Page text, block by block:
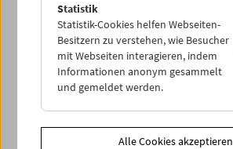
PROGRAMM ÜBERBLICK
Statistik
Statistik-Cookies helfen Webseiten-
Besitzern zu verstehen, wie Besucher
mit Webseiten interagieren, indem
Informationen anonym gesammelt
und gemeldet werden.
Alle Cookies akzeptieren